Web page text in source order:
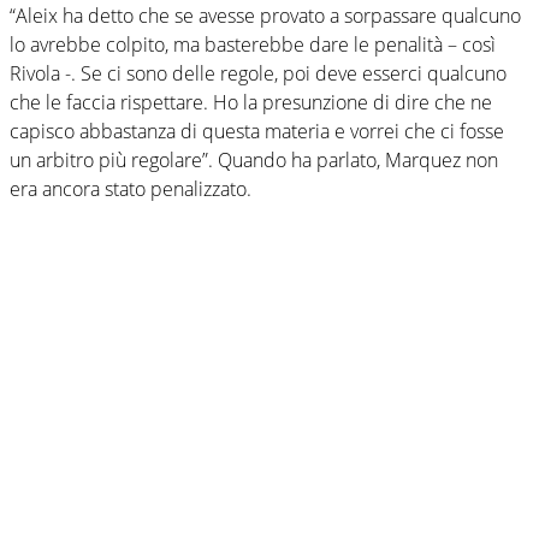
“Aleix ha detto che se avesse provato a sorpassare qualcuno
lo avrebbe colpito, ma basterebbe dare le penalità – così
Rivola -. Se ci sono delle regole, poi deve esserci qualcuno
che le faccia rispettare. Ho la presunzione di dire che ne
capisco abbastanza di questa materia e vorrei che ci fosse
un arbitro più regolare”. Quando ha parlato, Marquez non
era ancora stato penalizzato.